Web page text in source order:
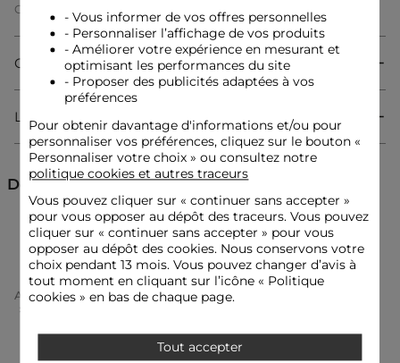
Ceinture en jean tressée
Ceinture ajustable avec boucle métallique effet tressé
Denim
Effet tressé
Détails bijoux sur le long de la ceinture
Référence : 32536300973440304 241-3GLAD
Catégorie :
Ceintures femme
Couleur :Ceintures femme bleu
Composition & Entretien
Livraison & Retour
Découvrez aussi
Ceintures
Accueil Accessoires Femme
Ceintures Femme
- Vous informer de vos offres personnelles
- Personnaliser l’affichage de vos produits
- Améliorer votre expérience en mesurant et
optimisant les performances du site
- Proposer des publicités adaptées à vos
préférences
Pour obtenir davantage d'informations et/ou pour
personnaliser vos préférences, cliquez sur le bouton «
Personnaliser votre choix » ou consultez notre
politique cookies et autres traceurs
Vous pouvez cliquer sur « continuer sans accepter»
pour vous opposer au dépôt des traceurs. Vous pouvez
cliquer sur « continuer sans accepter » pour vous
opposer au dépôt des cookies. Nous conservons votre
choix pendant 13 mois. Vous pouvez changer d’avis à
tout moment en cliquant sur l’icône « Politique
cookies » en bas de chaque page.
Tout accepter